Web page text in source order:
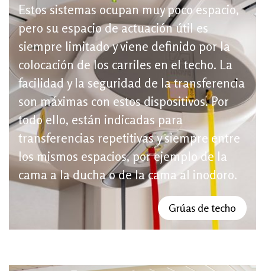
Estos sistemas ocupan muy poco espacio,
pero su espacio de actuación útil es
siempre limitado y viene definido por la
colocación de los carriles en el techo. La
facilidad y la seguridad de la transferencia
son máximas con estos dispositivos. Por
todo ello, están indicadas para
transferencias repetitivas y siempre entre
los mismos espacios, por ejemplo de la
cama a la ducha o de la cama al inodoro.
Grúas de techo